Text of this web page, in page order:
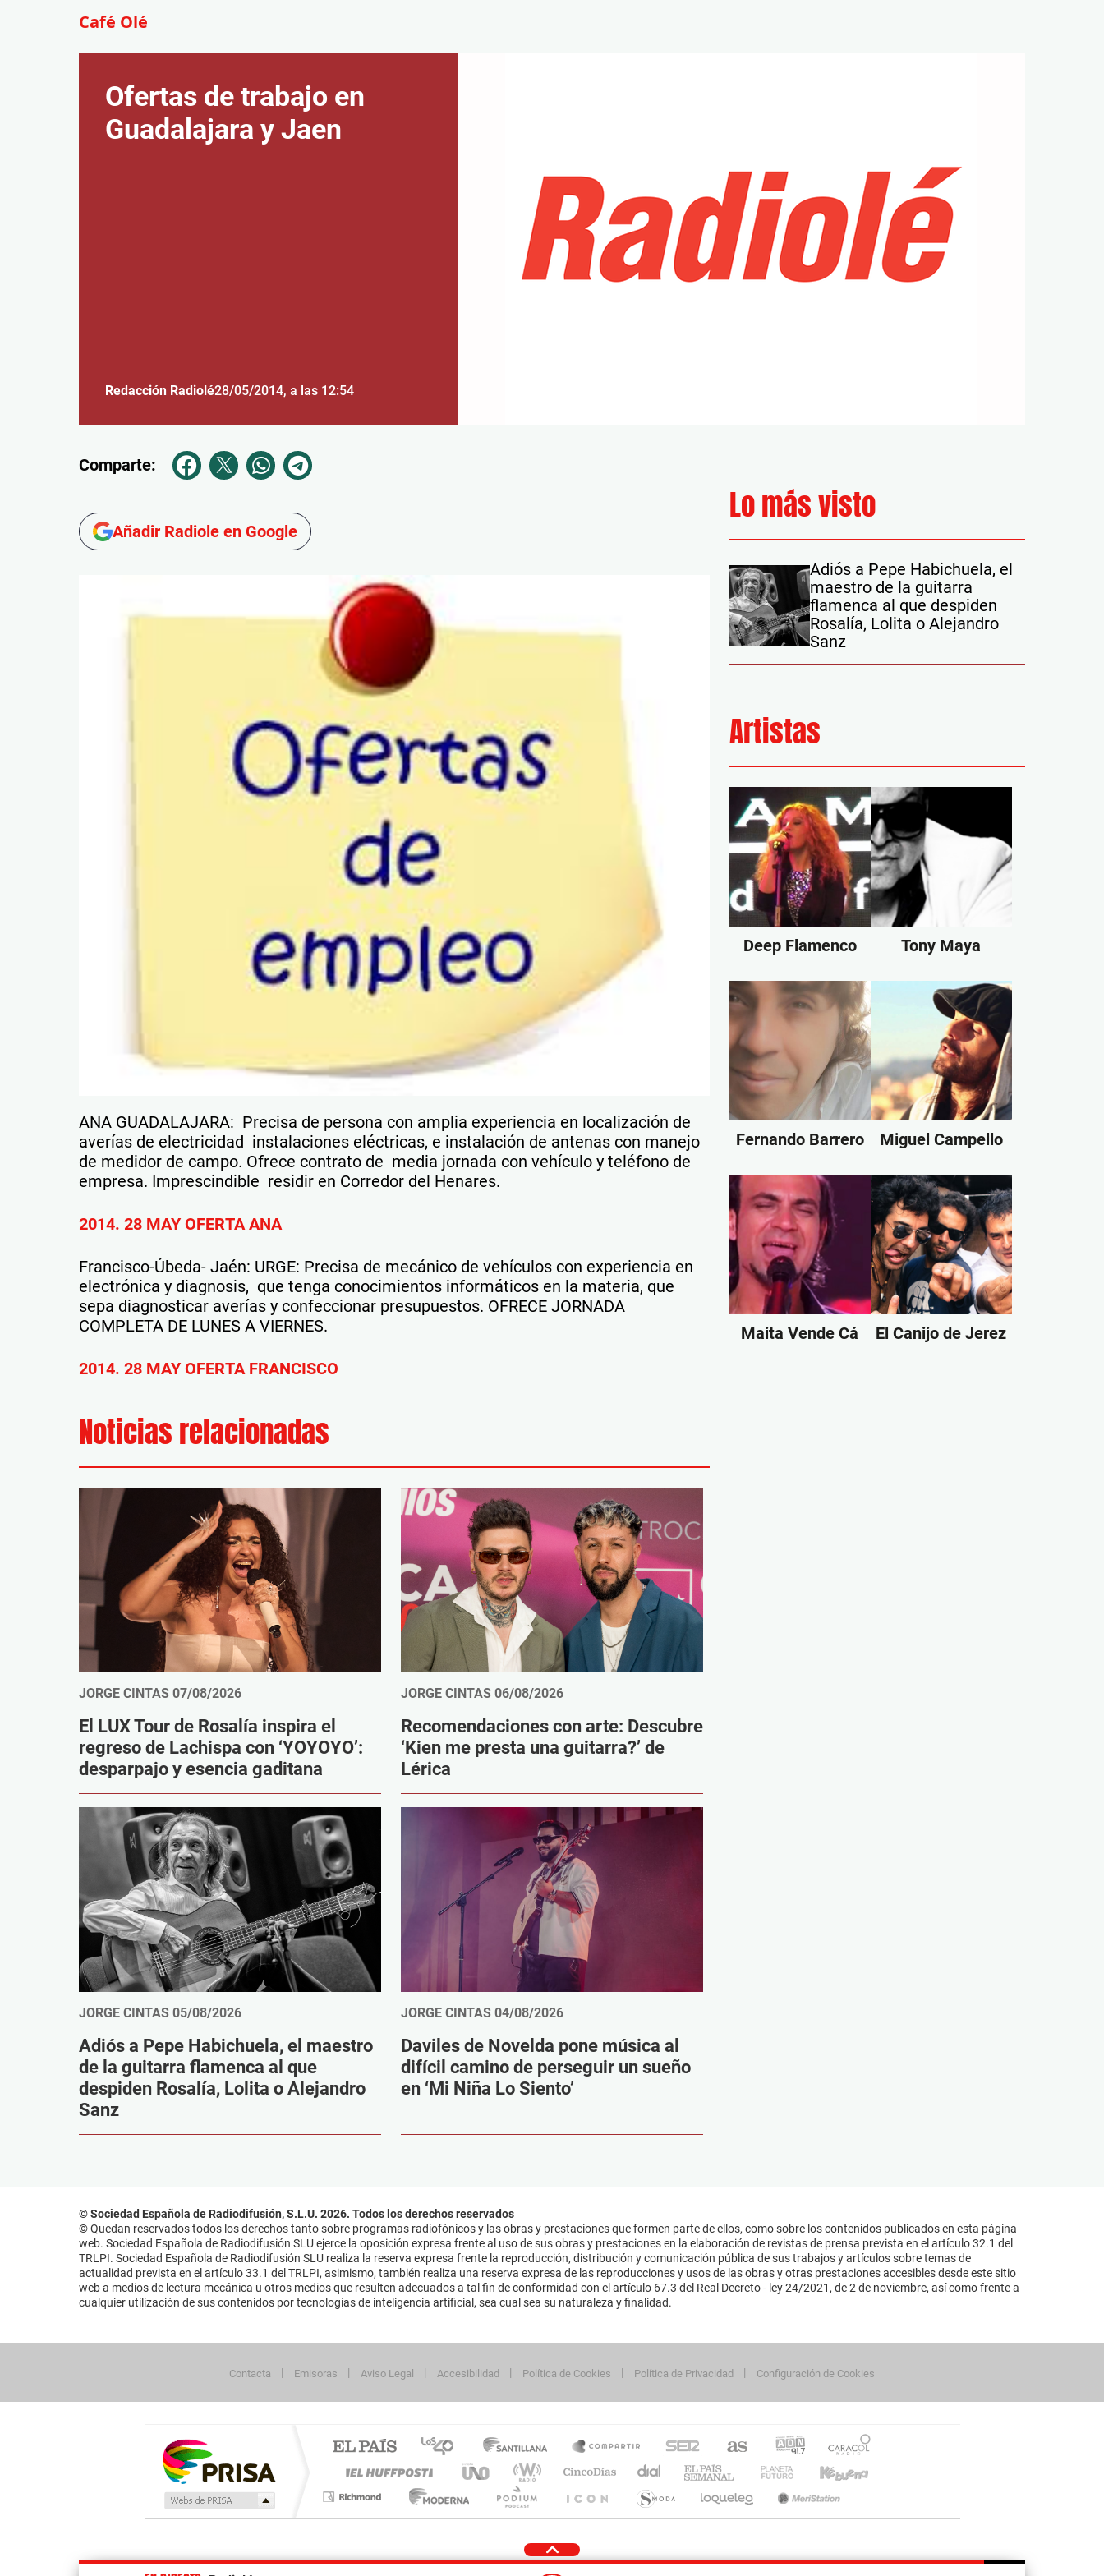
Café Olé
Ofertas de trabajo en
Guadalajara y Jaen
Redacción Radiolé28/05/2014, a las 12:54
Comparte:
Añadir Radiole en Google
ANA GUADALAJARA: Precisa de persona con amplia experiencia en localización de
averías de electricidad instalaciones eléctricas, e instalación de antenas con manejo
de medidor de campo. Ofrece contrato de media jornada con vehículo y teléfono de
empresa. Imprescindible residir en Corredor del Henares.
2014. 28 MAY OFERTA ANA
Francisco-Úbeda- Jaén: URGE: Precisa de mecánico de vehículos con experiencia en
electrónica y diagnosis, que tenga conocimientos informáticos en la materia, que
sepa diagnosticar averías y confeccionar presupuestos. OFRECE JORNADA
COMPLETA DE LUNES A VIERNES.
2014. 28 MAY OFERTA FRANCISCO
Noticias relacionadas
JORGE CINTAS 07/08/2026
El LUX Tour de Rosalía inspira el
regreso de Lachispa con ‘YOYOYO’:
desparpajo y esencia gaditana
JORGE CINTAS 06/08/2026
Recomendaciones con arte: Descubre
‘Kien me presta una guitarra?’ de
Lérica
JORGE CINTAS 05/08/2026
Adiós a Pepe Habichuela, el maestro
de la guitarra flamenca al que
despiden Rosalía, Lolita o Alejandro
Sanz
JORGE CINTAS 04/08/2026
Daviles de Novelda pone música al
difícil camino de perseguir un sueño
en ‘Mi Niña Lo Siento’
Lo más visto
Adiós a Pepe Habichuela, el
maestro de la guitarra
flamenca al que despiden
Rosalía, Lolita o Alejandro
Sanz
Artistas
Deep Flamenco Tony Maya
Fernando Barrero Miguel Campello
Maita Vende Cá El Canijo de Jerez
© Sociedad Española de Radiodifusión, S.L.U. 2026. Todos los derechos reservados
© Quedan reservados todos los derechos tanto sobre programas radiofónicos y las obras y prestaciones que formen parte de ellos, como sobre los contenidos publicados en esta página
web. Sociedad Española de Radiodifusión SLU ejerce la oposición expresa frente al uso de sus obras y prestaciones en la elaboración de revistas de prensa prevista en el artículo 32.1 del
TRLPI. Sociedad Española de Radiodifusión SLU realiza la reserva expresa frente la reproducción, distribución y comunicación pública de sus trabajos y artículos sobre temas de
actualidad prevista en el artículo 33.1 del TRLPI, asimismo, también realiza una reserva expresa de las reproducciones y usos de las obras y otras prestaciones accesibles desde este sitio
web a medios de lectura mecánica u otros medios que resulten adecuados a tal fin de conformidad con el artículo 67.3 del Real Decreto - ley 24/2021, de 2 de noviembre, así como frente a
cualquier utilización de sus contenidos por tecnologías de inteligencia artificial, sea cual sea su naturaleza y finalidad.
Contacta Emisoras Aviso Legal Accesibilidad Política de Cookies Política de Privacidad Configuración de Cookies